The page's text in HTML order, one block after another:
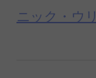
ニック・ウ